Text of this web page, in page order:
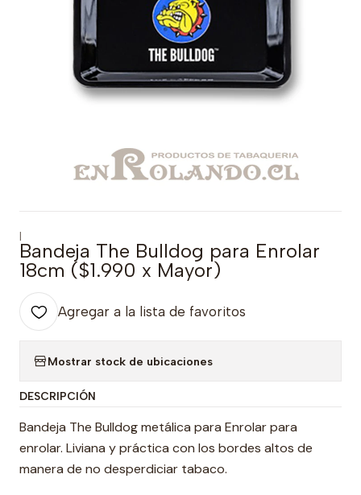
|
Bandeja The Bulldog para Enrolar
18cm ($1.990 x Mayor)
Agregar a la lista de favoritos
Mostrar stock de ubicaciones
DESCRIPCIÓN
Bandeja The Bulldog metálica para Enrolar para
enrolar. Liviana y práctica con los bordes altos de
manera de no desperdiciar tabaco.